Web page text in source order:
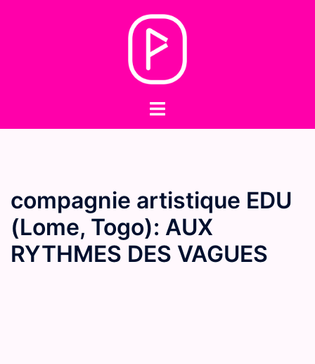
Toggle
compagnie artistique EDU
(Lome, Togo): AUX
RYTHMES DES VAGUES